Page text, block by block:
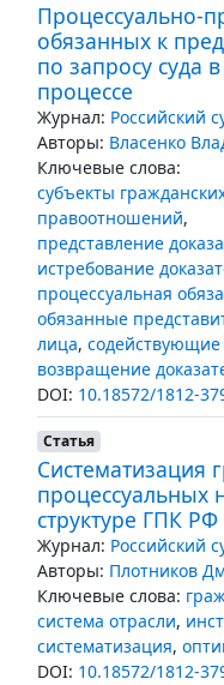
Процессуально-
обязанных к
по запросу суда
процессе
Журнал: Российский
Авторы: Власенко
Ключевые слова:
субъекты
правоотношений,
представление
истребование
процессуальная
обязанные
лица,
возвращение
DOI: 10.18572/1812-
Статья
Систематизация
структуре ГПК РФ
Журнал: Российский
Авторы: Плотников
Ключевые слова:
система отрасли,
систематизация,
DOI: 10.18572/1812-